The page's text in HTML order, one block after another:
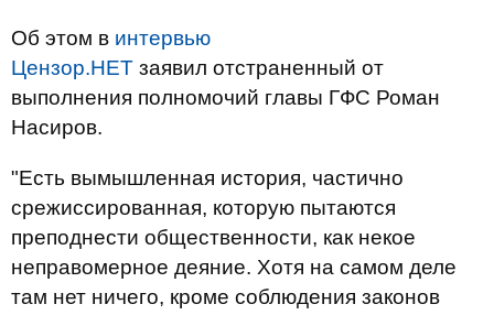
Об этом в интервью
Цензор.НЕТ заявил отстраненный от
выполнения полномочий главы ГФС Роман
Насиров.
"Есть вымышленная история, частично
срежиссированная, которую пытаются
преподнести общественности, как некое
неправомерное деяние. Хотя на самом деле
там нет ничего, кроме соблюдения законов